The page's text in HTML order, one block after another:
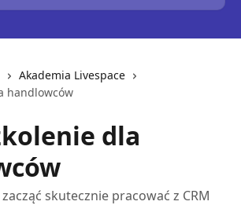
Akademia Livespace
handlowców
dla
skutecznie pracować z CRM